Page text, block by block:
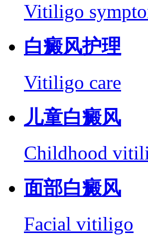
Vitiligo
白癜风护理
Vitiligo care
儿童白癜风
Childhood
面部白癜风
Facial vitiligo